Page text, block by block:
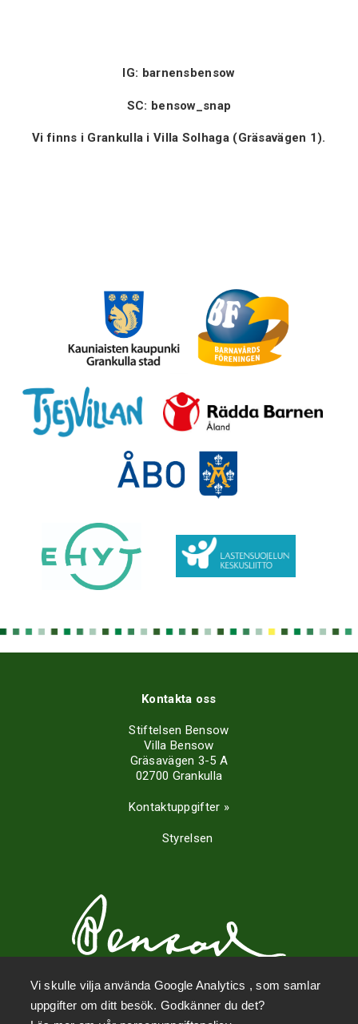
IG: barnensbensow
SC: bensow_snap
Vi finns i Grankulla i Villa Solhaga (Gräsavägen 1).
Kontakta oss
Stiftelsen Bensow
Villa Bensow
Gräsavägen 3-5 A
02700 Grankulla
Kontaktuppgifter »
Styrelsen
Sociala medier
Vi skulle vilja använda Google Analytics , som samlar
uppgifter om ditt besök. Godkänner du det?